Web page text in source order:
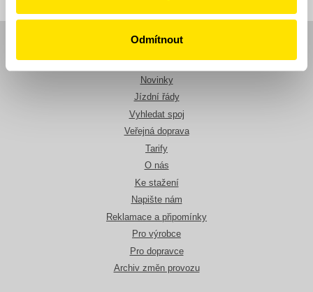
Odmítnout
Novinky
Jízdní řády
Vyhledat spoj
Veřejná doprava
Tarify
O nás
Ke stažení
Napište nám
Reklamace a připomínky
Pro výrobce
Pro dopravce
Archiv změn provozu